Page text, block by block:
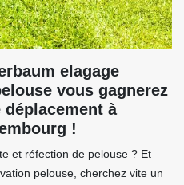
elagage
vous gagnerez
déplacement à
!
et réfection de pelouse ? Et
pelouse, cherchez vite un